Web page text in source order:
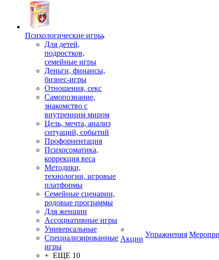
Психологические игры
Для детей,
подростков,
семейные игры
Деньги, финансы,
бизнес-игры
Отношения, секс
Самопознание,
знакомство с
внутренним миром
Цель, мечта, анализ
ситуаций, событий
Профориентация
Психосоматика,
коррекция веса
Методики,
технологии, игровые
платформы
Семейные сценарии,
родовые программы
Для женщин
Ассоциативные игры
Универсальные
Специализированные
игры
+ ЕЩЕ 10
Акции
Упражнения